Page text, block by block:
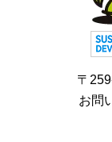
〒
お問